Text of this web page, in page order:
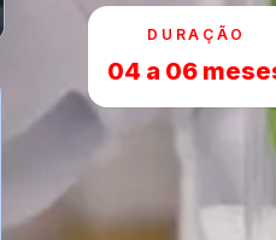
DURAÇÃO
04 a 06